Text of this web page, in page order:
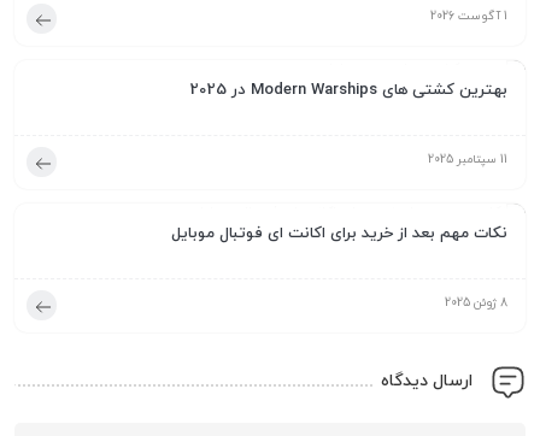
1 آگوست 2026
بهترین کشتی‌ های Modern Warships در 2025
11 سپتامبر 2025
نکات مهم بعد از خرید برای اکانت ای فوتبال موبایل
8 ژوئن 2025
ارسال دیدگاه